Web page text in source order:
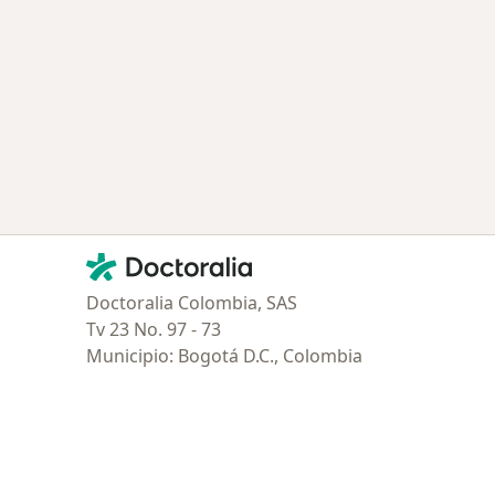
Contacto
Doctoralia - Página de inicio
Doctoralia Colombia, SAS
Tv 23 No. 97 - 73
Municipio: Bogotá D.C., Colombia